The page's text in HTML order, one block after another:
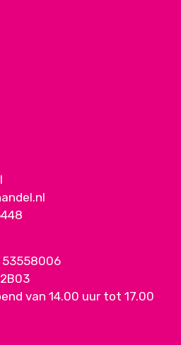
53558006
van 14.00 uur tot 17.00